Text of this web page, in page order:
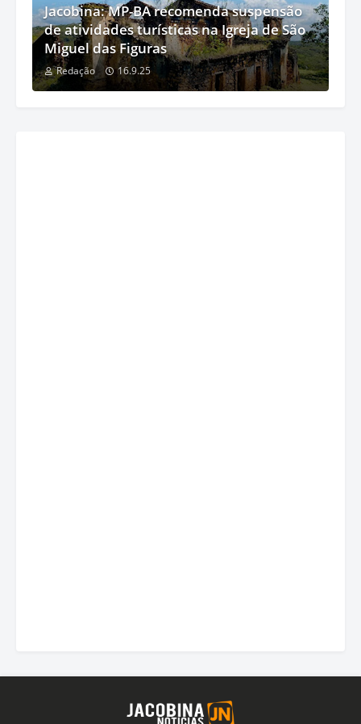
Jacobina: MP-BA recomenda suspensão
de atividades turísticas na Igreja de São
Miguel das Figuras
Redação 16.9.25